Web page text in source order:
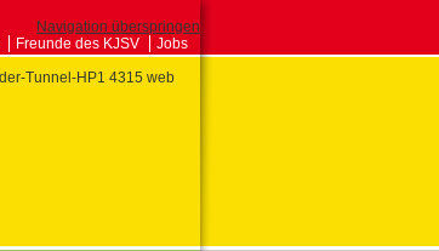
Navigation überspringen
Freunde des KJSV Jobs